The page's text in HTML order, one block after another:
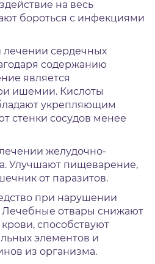
на весь
бороться с инфекциями
сердечных
содержанию
является
ишемии. Кислоты
укрепляющим
стенки сосудов менее
желудочно-
Улучшают пищеварение,
от паразитов.
при нарушении
отвары снижают
способствуют
элементов и
из организма.